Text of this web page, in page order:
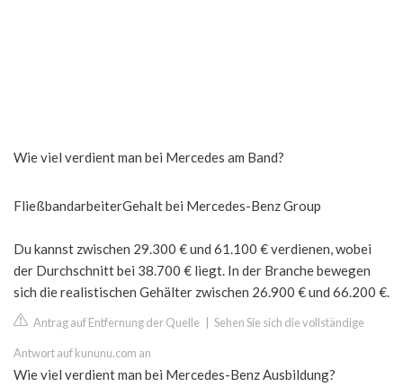
Wie viel verdient man bei Mercedes am Band?
FließbandarbeiterGehalt bei Mercedes-Benz Group
Du kannst zwischen 29.300 € und 61.100 € verdienen, wobei
der Durchschnitt bei 38.700 € liegt. In der Branche bewegen
sich die realistischen Gehälter zwischen 26.900 € und 66.200 €.
Antrag auf Entfernung der Quelle Sehen Sie sich die vollständige
Antwort auf kununu.com an
Wie viel verdient man bei Mercedes-Benz Ausbildung?